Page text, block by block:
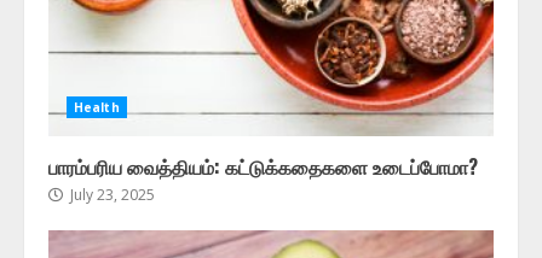
Health
பாரம்பரிய வைத்தியம்: கட்டுக்கதைகளை உடைப்போமா?
July 23, 2025